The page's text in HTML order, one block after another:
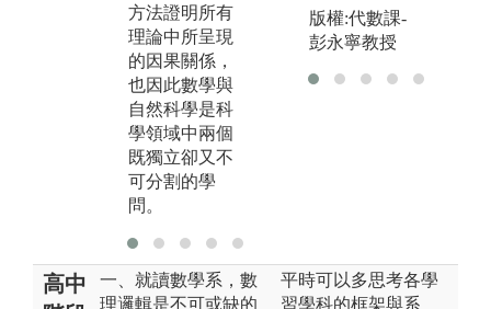
方法證明所有
理論中所呈現
的因果關係，
也因此數學與
自然科學是科
學領域中兩個
既獨立卻又不
可分割的學
問。
以數學理論證
明演算法的可
也要以程式實
版權:代數課-
彭永寧教授
高中
一、就讀數學系，數
理邏輯是不可或缺的
平時可以多思考各學
習學科的框架與系